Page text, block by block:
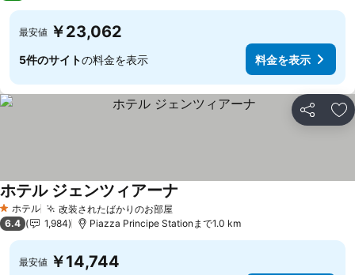
最安値 ￥23,062
5件のサイトの料金を表示 料金を表示
シェア お
1 ホテルのランク
ホテル 改装されたばかりのお部屋
ホテル ジェンツィアーナ
6.4 1,984 Piazza Principe Stationまで1.0 km
最安値 ￥14,744